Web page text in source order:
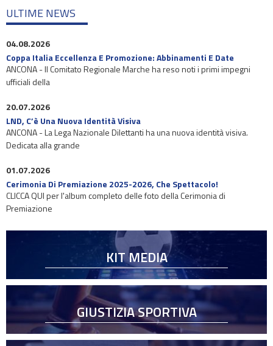
ULTIME NEWS
04.08.2026
Coppa Italia Eccellenza E Promozione: Abbinamenti E Date
ANCONA - Il Comitato Regionale Marche ha reso noti i primi impegni
ufficiali della
20.07.2026
LND, C’è Una Nuova Identità Visiva
ANCONA - La Lega Nazionale Dilettanti ha una nuova identità visiva.
Dedicata alla grande
01.07.2026
Cerimonia Di Premiazione 2025-2026, Che Spettacolo!
CLICCA QUI per l'album completo delle foto della Cerimonia di
Premiazione
KIT MEDIA
GIUSTIZIA SPORTIVA